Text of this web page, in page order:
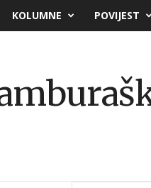
KOLUMNE POVIJEST